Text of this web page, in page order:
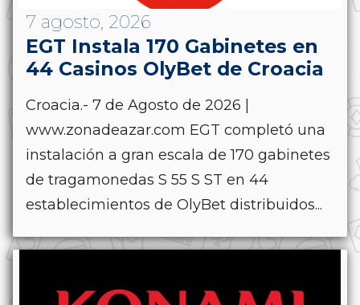
7 agosto, 2026
EGT Instala 170 Gabinetes en
44 Casinos OlyBet de Croacia
Croacia.- 7 de Agosto de 2026 |
www.zonadeazar.com EGT completó una
instalación a gran escala de 170 gabinetes
de tragamonedas S 55 S ST en 44
establecimientos de OlyBet distribuidos...